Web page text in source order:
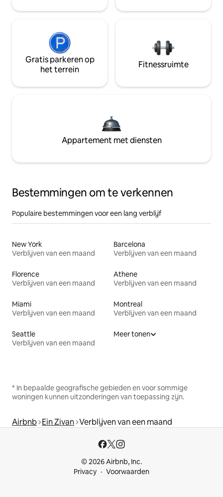
Gratis parkeren op
het terrein
Fitnessruimte
Appartement met diensten
Bestemmingen om te verkennen
Populaire bestemmingen voor een lang verblijf
New York
Verblijven van een maand
Barcelona
Verblijven van een maand
Florence
Verblijven van een maand
Athene
Verblijven van een maand
Miami
Verblijven van een maand
Montreal
Verblijven van een maand
Seattle
Verblijven van een maand
Meer tonen
* In bepaalde geografische gebieden en voor sommige
woningen kunnen uitzonderingen van toepassing zijn.
Airbnb Ein Zivan Verblijven van een maand
© 2026 Airbnb, Inc.
Privacy
Voorwaarden